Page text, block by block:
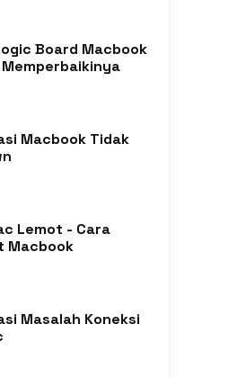
Board Macbook
Memperbaikinya
Macbook Tidak
Lemot - Cara
Macbook
Masalah Koneksi